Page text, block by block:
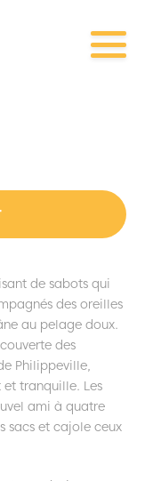
de sabots qui
des oreilles
au pelage doux.
des
Philippeville,
tranquille. Les
ami à quatre
sacs et cajole ceux